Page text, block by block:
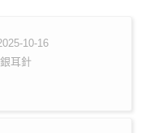
10-16
耳針